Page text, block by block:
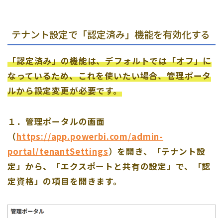
テナント設定で「認定済み」機能を有効化する
「認定済み」の機能は、デフォルトでは「オフ」に
なっているため、これを使いたい場合、管理ポータ
ルから設定変更が必要です。
１．管理ポータルの画面
（https://app.powerbi.com/admin-
portal/tenantSettings）を開き、「テナント設
定」から、「エクスポートと共有の設定」で、「認
定資格」の項目を開きます。